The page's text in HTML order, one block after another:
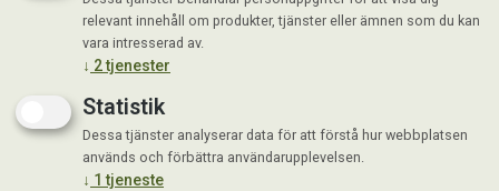
relevant innehåll om produkter, tjänster eller ämnen som du kan
vara intresserad av.
↓ 2tjenester
Statistik
Dessa tjänster analyserar data för att förstå hur webbplatsen
används och förbättra användarupplevelsen.
↓ 1 tjeneste